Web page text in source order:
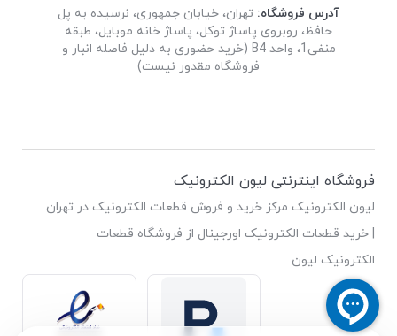
آدرس فروشگاه: تهران، خیابان جمهوری، نرسیده به پل
حافظ، روبروی پاساژ توکل، پاساژ خانه موبایل، طبقه
منفی1، واحد B4 (خرید حضوری به دلیل فاصله انبار و
فروشگاه مقدور نیست)
فروشگاه اینترنتی لیون الکترونیک
لیون الکترونیک مرکز خرید و فروش قطعات الکترونیک در تهران
| خرید قطعات الکترونیک اورجینال از فروشگاه قطعات
الکترونیک لیون